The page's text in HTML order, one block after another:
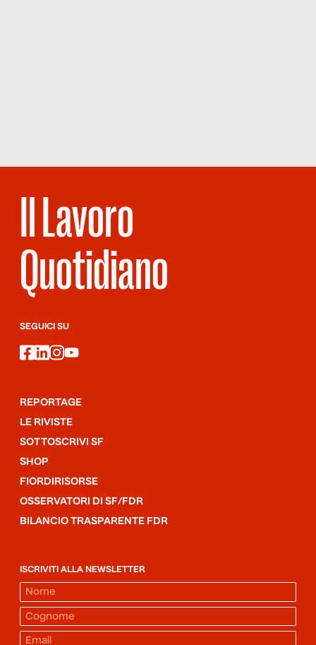
Il Lavoro
Quotidiano
SEGUICI SU
facebook
linkedin
instagram
youtube
REPORTAGE
LE RIVISTE
SOTTOSCRIVI SF
SHOP
FIORDIRISORSE
OSSERVATORI DI SF/FDR
BILANCIO TRASPARENTE FDR
ISCRIVITI ALLA NEWSLETTER